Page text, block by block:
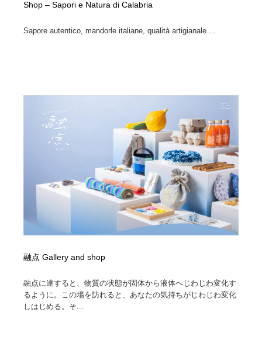
Shop – Sapori e Natura di Calabria
Sapore autentico, mandorle italiane, qualità artigianale....
融点 Gallery and shop
融点に達すると、物質の状態が固体から液体へじわじわ変化す
るように。この場を訪れると、あなたの気持ちがじわじわ変化
しはじめる。そ...